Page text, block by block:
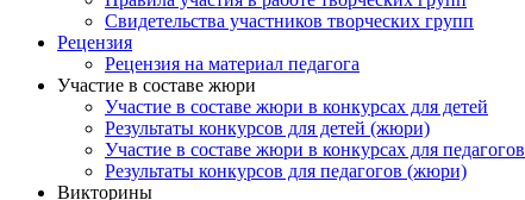
Свидетельства участников творческих групп
Рецензия
Рецензия на материал педагога
Участие в составе жюри
Участие в составе жюри в конкурсах для детей
Результаты конкурсов для детей (жюри)
Участие в составе жюри в конкурсах для педагогов
Результаты конкурсов для педагогов (жюри)
Викторины